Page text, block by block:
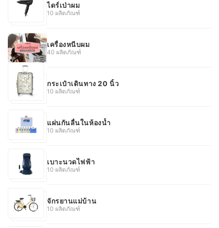
ไดร์เป่าผม
10 ผลิตภัณฑ์
เครื่องหนีบผม
40 ผลิตภัณฑ์
กระเป๋าเดินทาง 20 นิ้ว
10 ผลิตภัณฑ์
แผ่นกันลื่นในห้องน้ำ
10 ผลิตภัณฑ์
เบาะนวดไฟฟ้า
10 ผลิตภัณฑ์
จักรยานแม่บ้าน
10 ผลิตภัณฑ์